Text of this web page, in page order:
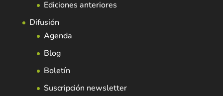
Ediciones anteriores
Difusión
Agenda
Blog
Boletín
Suscripción newsletter